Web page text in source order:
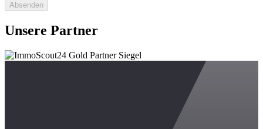
Absenden
Unsere Partner